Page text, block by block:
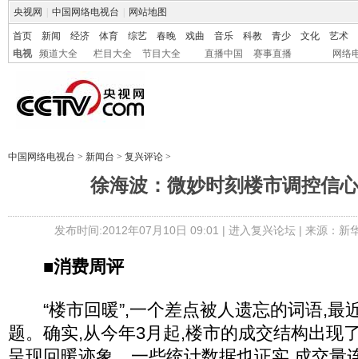
央视网 中国网络电视台 网站地图
首页 新闻 经济 体育 综艺 春晚 戏曲 音乐 科教 青少 文化
艺术
电视
频道大全 栏目大全 节目大全 直播中国 赛事直播 网络
中国网络电视台 > 新闻台 > 复兴评论 >
徐海波：微妙时刻楼市调控信
发布时间:2012年07月10日 09:01 | 进入复兴论坛| 来源：新
■消费周评
“楼市回暖”,一个差点被人遗忘的词语,最
题。确实,从今年3月起,楼市的成交结构出现